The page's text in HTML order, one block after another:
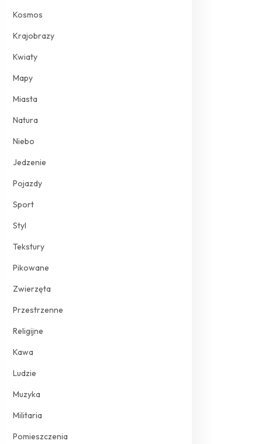
Kosmos
Krajobrazy
Kwiaty
Mapy
Miasta
Natura
Niebo
Jedzenie
Pojazdy
Sport
Styl
Tekstury
Pikowane
Zwierzęta
Przestrzenne
Religijne
Kawa
Ludzie
Muzyka
Militaria
Pomieszczenia